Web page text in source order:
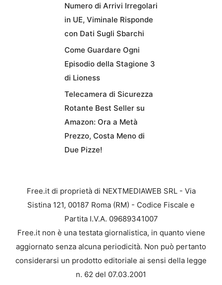
Numero di Arrivi Irregolari
in UE, Viminale Risponde
con Dati Sugli Sbarchi
Come Guardare Ogni
Episodio della Stagione 3
di Lioness
Telecamera di Sicurezza
Rotante Best Seller su
Amazon: Ora a Metà
Prezzo, Costa Meno di
Due Pizze!
Free.it di proprietà di NEXTMEDIAWEB SRL - Via
Sistina 121, 00187 Roma (RM) - Codice Fiscale e
Partita I.V.A. 09689341007
Free.it non è una testata giornalistica, in quanto viene
aggiornato senza alcuna periodicità. Non può pertanto
considerarsi un prodotto editoriale ai sensi della legge
n. 62 del 07.03.2001